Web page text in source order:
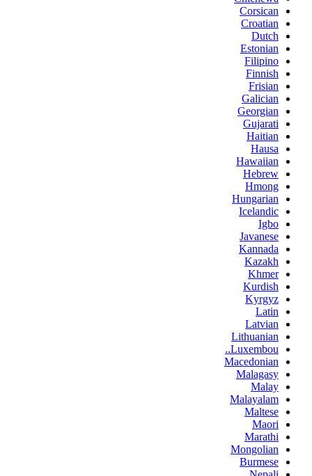
Corsican
Croatian
Dutch
Estonian
Filipino
Finnish
Frisian
Galician
Georgian
Gujarati
Haitian
Hausa
Hawaiian
Hebrew
Hmong
Hungarian
Icelandic
Igbo
Javanese
Kannada
Kazakh
Khmer
Kurdish
Kyrgyz
Latin
Latvian
Lithuanian
Luxembou..
Macedonian
Malagasy
Malay
Malayalam
Maltese
Maori
Marathi
Mongolian
Burmese